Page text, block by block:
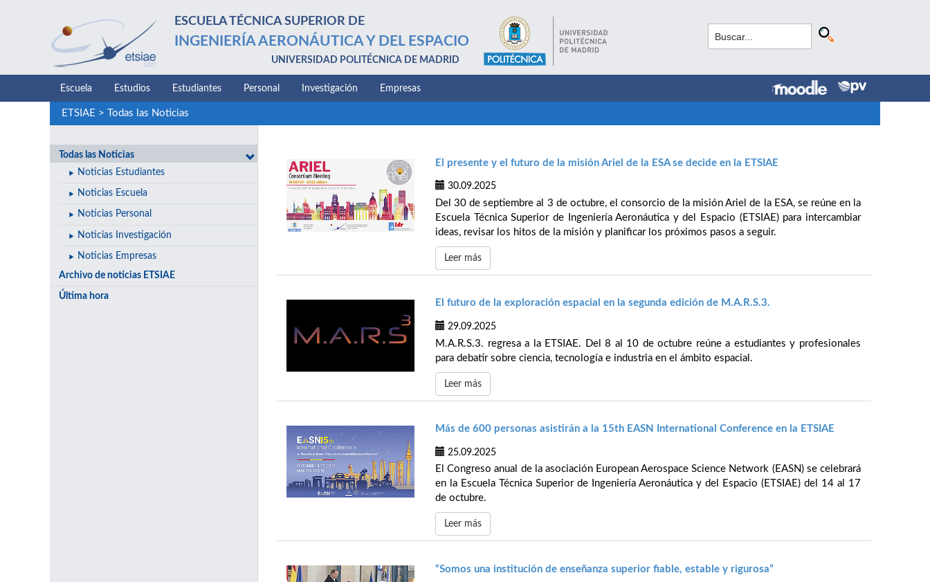
ESCUELA TÉCNICA SUPERIOR DE
INGENIERÍA AERONÁUTICA Y DEL ESPACIO
UNIVERSIDAD POLITÉCNICA DE MADRID
Escuela Estudios Estudiantes Personal Investigación Empresas
ETSIAE > Todas las Noticias
Todas las Noticias
Noticias Estudiantes
Noticias Escuela
Noticias Personal
Noticias Investigación
Noticias Empresas
Archivo de noticias ETSIAE
Última hora
El presente y el futuro de la misión Ariel de la ESA se decide en la ETSIAE
30.09.2025
Del 30 de septiembre al 3 de octubre, el consorcio de la misión Ariel de la ESA, se reúne en la
Escuela Técnica Superior de Ingeniería Aeronáutica y del Espacio (ETSIAE) para intercambiar
ideas, revisar los hitos de la misión y planificar los próximos pasos a seguir.
Leer más
El futuro de la exploración espacial en la segunda edición de M.A.R.S.3.
29.09.2025
M.A.R.S.3. regresa a la ETSIAE. Del 8 al 10 de octubre reúne a estudiantes y profesionales
para debatir sobre ciencia, tecnología e industria en el ámbito espacial.
Leer más
Más de 600 personas asistirán a la 15th EASN International Conference en la ETSIAE
25.09.2025
El Congreso anual de la asociación European Aerospace Science Network (EASN) se celebrará
en la Escuela Técnica Superior de Ingeniería Aeronáutica y del Espacio (ETSIAE) del 14 al 17
de octubre.
Leer más
“Somos una institución de enseñanza superior fiable, estable y rigurosa”